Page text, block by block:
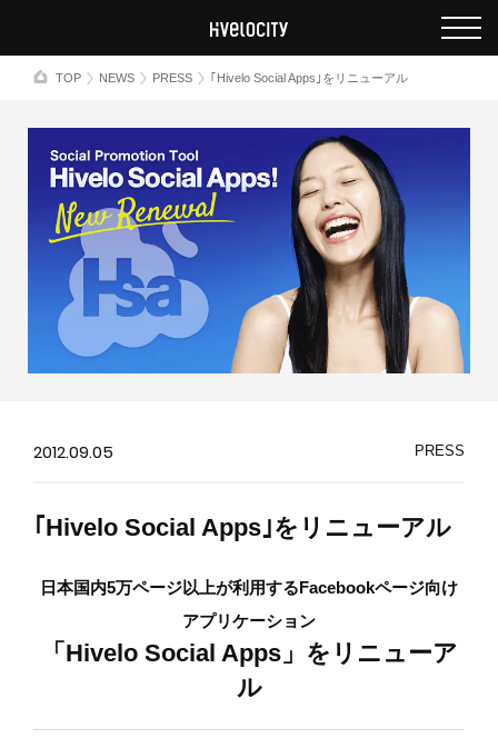
TOP NEWS PRESS ｢Hivelo Social Apps｣をリニューアル
2012.09.05 PRESS
｢Hivelo Social Apps｣をリニューアル
日本国内5万ページ以上が利用するFacebookページ向け
アプリケーション
「Hivelo Social Apps」をリニューア
ル